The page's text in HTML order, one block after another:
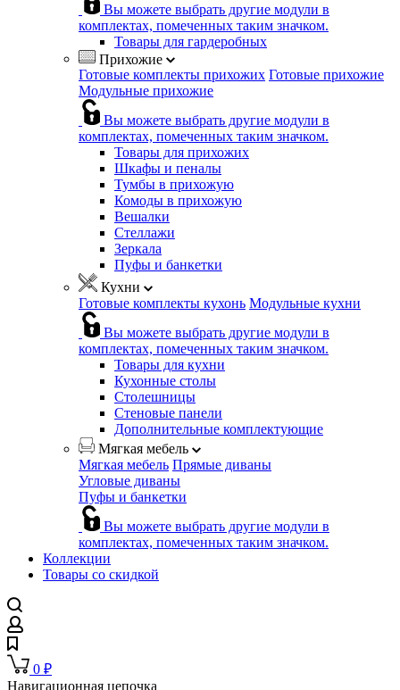
Вы можете выбрать другие модули в
комплектах, помеченных таким значком.
Товары для гардеробных
Прихожие
Готовые комплекты прихожих Готовые прихожие
Модульные прихожие
Вы можете выбрать другие модули в
комплектах, помеченных таким значком.
Товары для прихожих
Шкафы и пеналы
Тумбы в прихожую
Комоды в прихожую
Вешалки
Стеллажи
Зеркала
Пуфы и банкетки
Кухни
Готовые комплекты кухонь Модульные кухни
Вы можете выбрать другие модули в
комплектах, помеченных таким значком.
Товары для кухни
Кухонные столы
Столешницы
Стеновые панели
Дополнительные комплектующие
Мягкая мебель
Мягкая мебель Прямые диваны
Угловые диваны
Пуфы и банкетки
Вы можете выбрать другие модули в
комплектах, помеченных таким значком.
Коллекции
Товары со скидкой
0 ₽
Навигационная цепочка